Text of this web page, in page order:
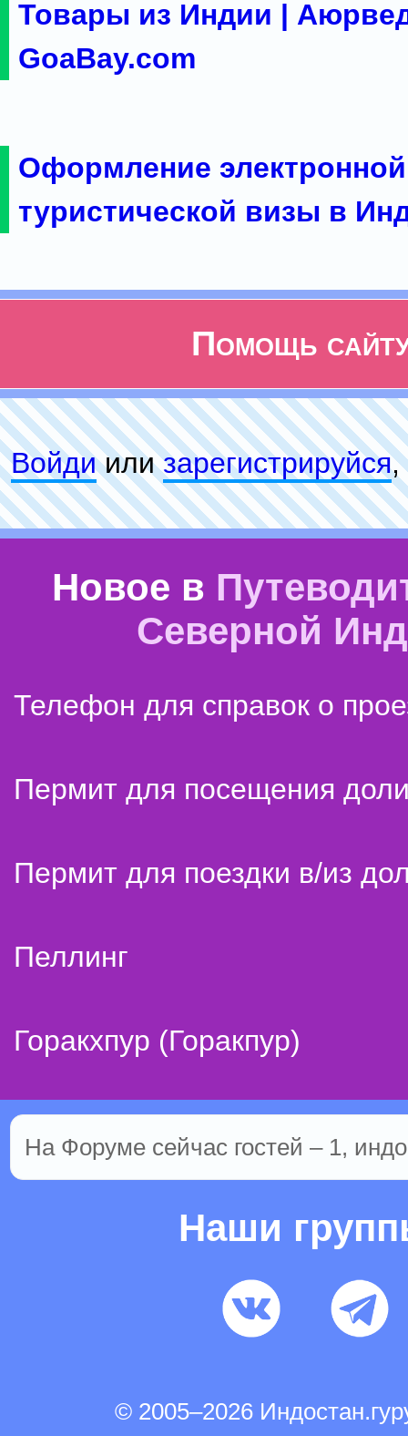
Товары из Индии |
GoaBay.com
Оформление электронной
туристической визы в
Помощь
Войдиилизарeгиcтpируйся,
Новое в
Северной
Телефон для справок о
Пермит для посещения
Пермит для поездки в/из
Пеллинг
Горакхпур (Горакпур)
На Форуме сейчас гостей – 1,
Наши
© 2005–2026